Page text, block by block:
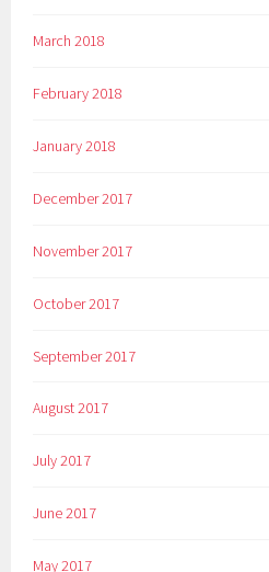
March 2018
February 2018
January 2018
December 2017
November 2017
October 2017
September 2017
August 2017
July 2017
June 2017
May 2017